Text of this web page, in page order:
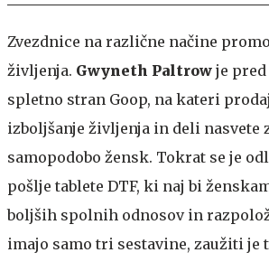
Zvezdnice na različne načine
življenja. Gwyneth Paltrow je
spletno stran Goop, na kateri
izboljšanje življenja in deli nasvete
samopodobo žensk. Tokrat se je
pošlje tablete DTF, ki naj bi
boljših spolnih odnosov in
imajo samo tri sestavine, zaužiti je